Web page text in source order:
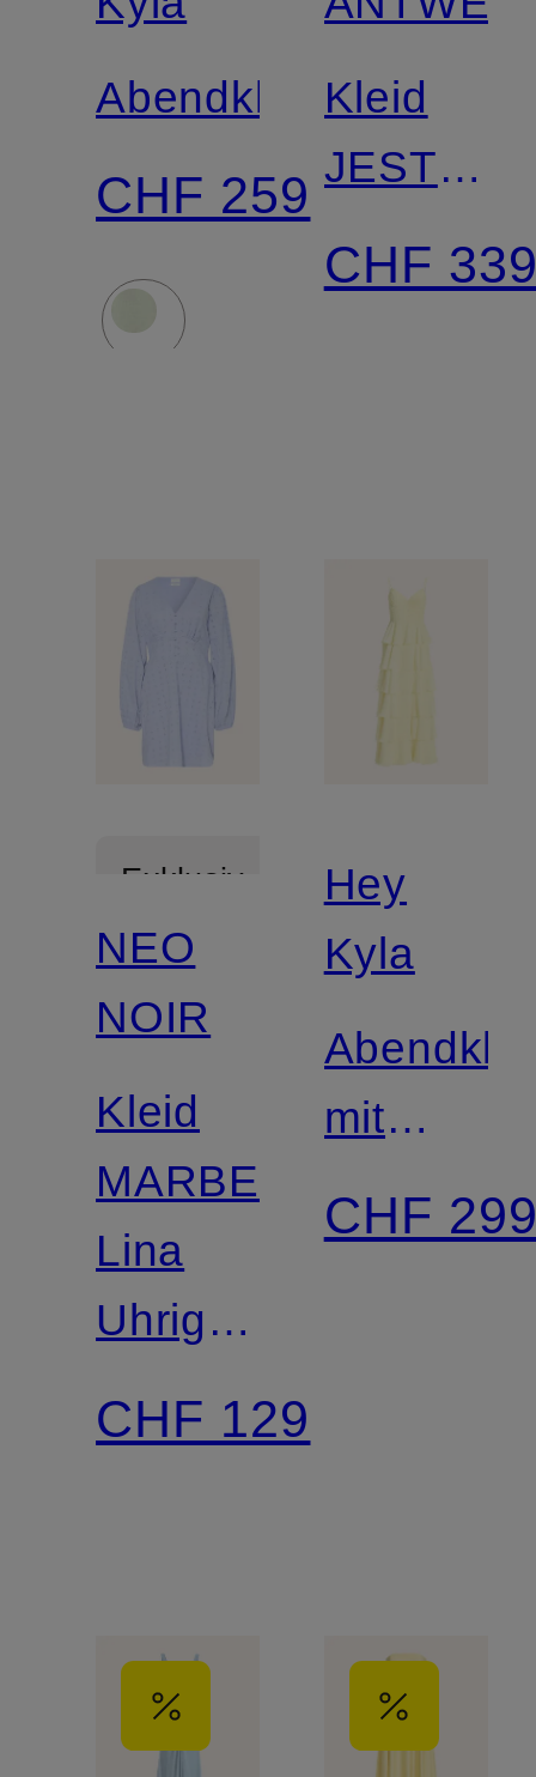
Abendkleid
CHF 259
Kleid
JESTE
mit
Rüschen
CHF
Exklusiv
NEO
NOIR
Kleid
MARBELLO
Lina
Uhrig ×
NEO
NOIR
CHF 129
Hey
Kyla
mit
Volants
CHF